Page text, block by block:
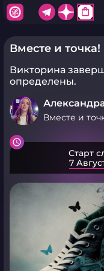
shopping_bag
Вместе и точка!
Викторина
определены.
Вместе и
Старт
7